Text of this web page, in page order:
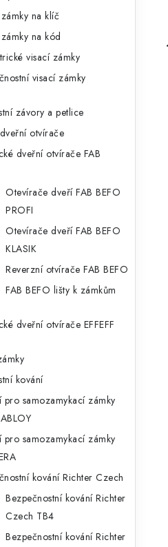
na klíč
na kód
visací zámky
visací zámky
závory a petlice
otvírače
dveřní otvírače FAB
Otevírače dveří FAB BEFO
PROFI
Otevírače dveří FAB BEFO
KLASIK
Reverzní otvírače FAB BEFO
FAB BEFO lišty k zámkům
dveřní otvírače EFFEFF
kování
pro samozamykací zámky
pro samozamykací zámky
kování Richter Czech
Bezpečnostní kování Richter
Czech TB4
Bezpečnostní kování Richter